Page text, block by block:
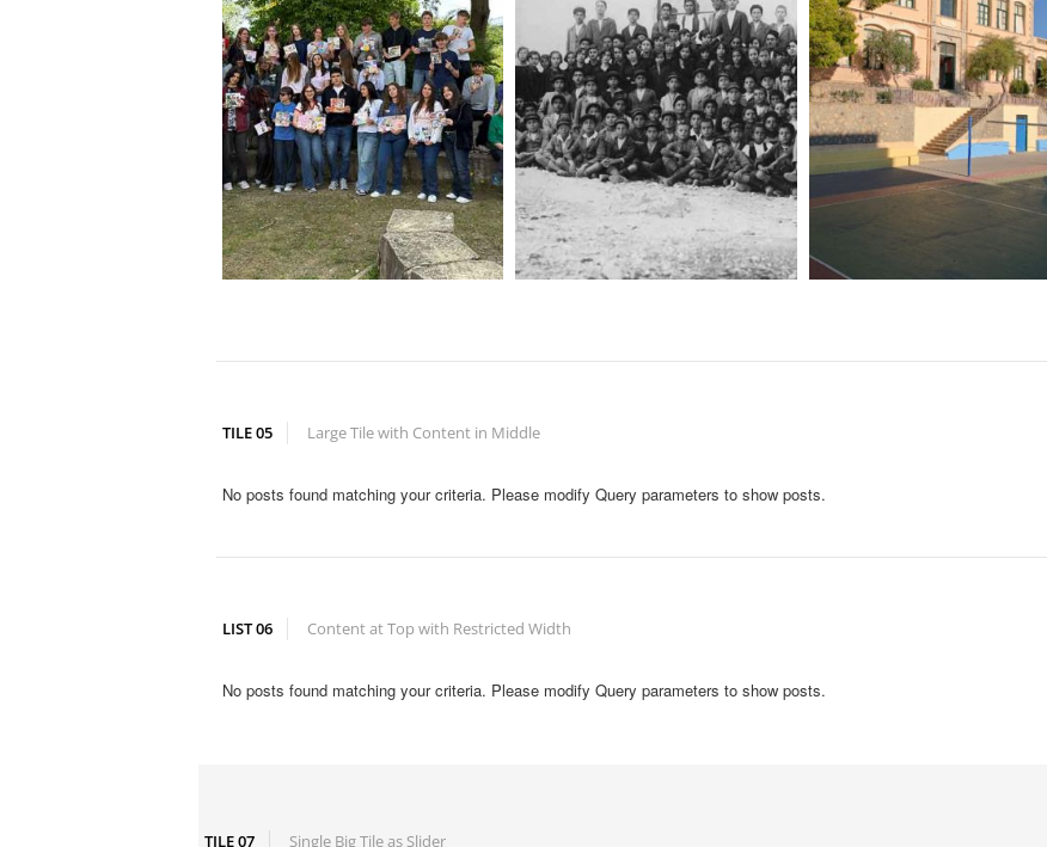
Το 1ο Γυμνάσιο
Αγίου Νικολάου
στη Βαυαρία – Μια
ξεχωριστή
εμπειρία ζωής και
μάθησης μέσω του
προγράμματος
Erasmus+
Η ΙΣΤΟΡΙΑ ΤΟΥ ΣΧΟΛΕΙΟΥ
Όλοι οι Διευθυντές
του 1ου Γυμνασίου
Η ΙΣΤΟΡΙΑ ΤΟΥ ΣΧΟΛΕΙΟΥ
Καλώς ήρθατε
στην ιστοσελίδα
του 1ου Γυμνασίου
Αγίου Νικολάου
TILE 05 Large Tile with Content in Middle
No posts found matching your criteria. Please modify Query parameters to show posts.
LIST 06 Content at Top with Restricted Width
No posts found matching your criteria. Please modify Query parameters to show posts.
TILE 07 Single Big Tile as Slider